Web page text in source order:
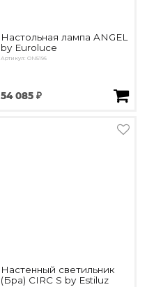
Настольная лампа ANGEL
by Euroluce
Артикул: ON5196
54 085 ₽
Настенный светильник
(Бра) CIRC S by Estiluz